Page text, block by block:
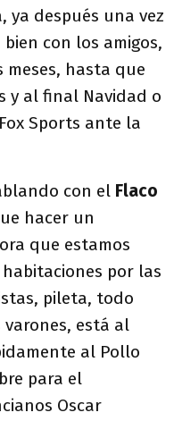
ya después una vez
con los amigos,
meses, hasta que
y al final Navidad o
Sports ante la
con el Flaco
hacer un
que estamos
por las
pileta, todo
está al
al Pollo
para el
Oscar